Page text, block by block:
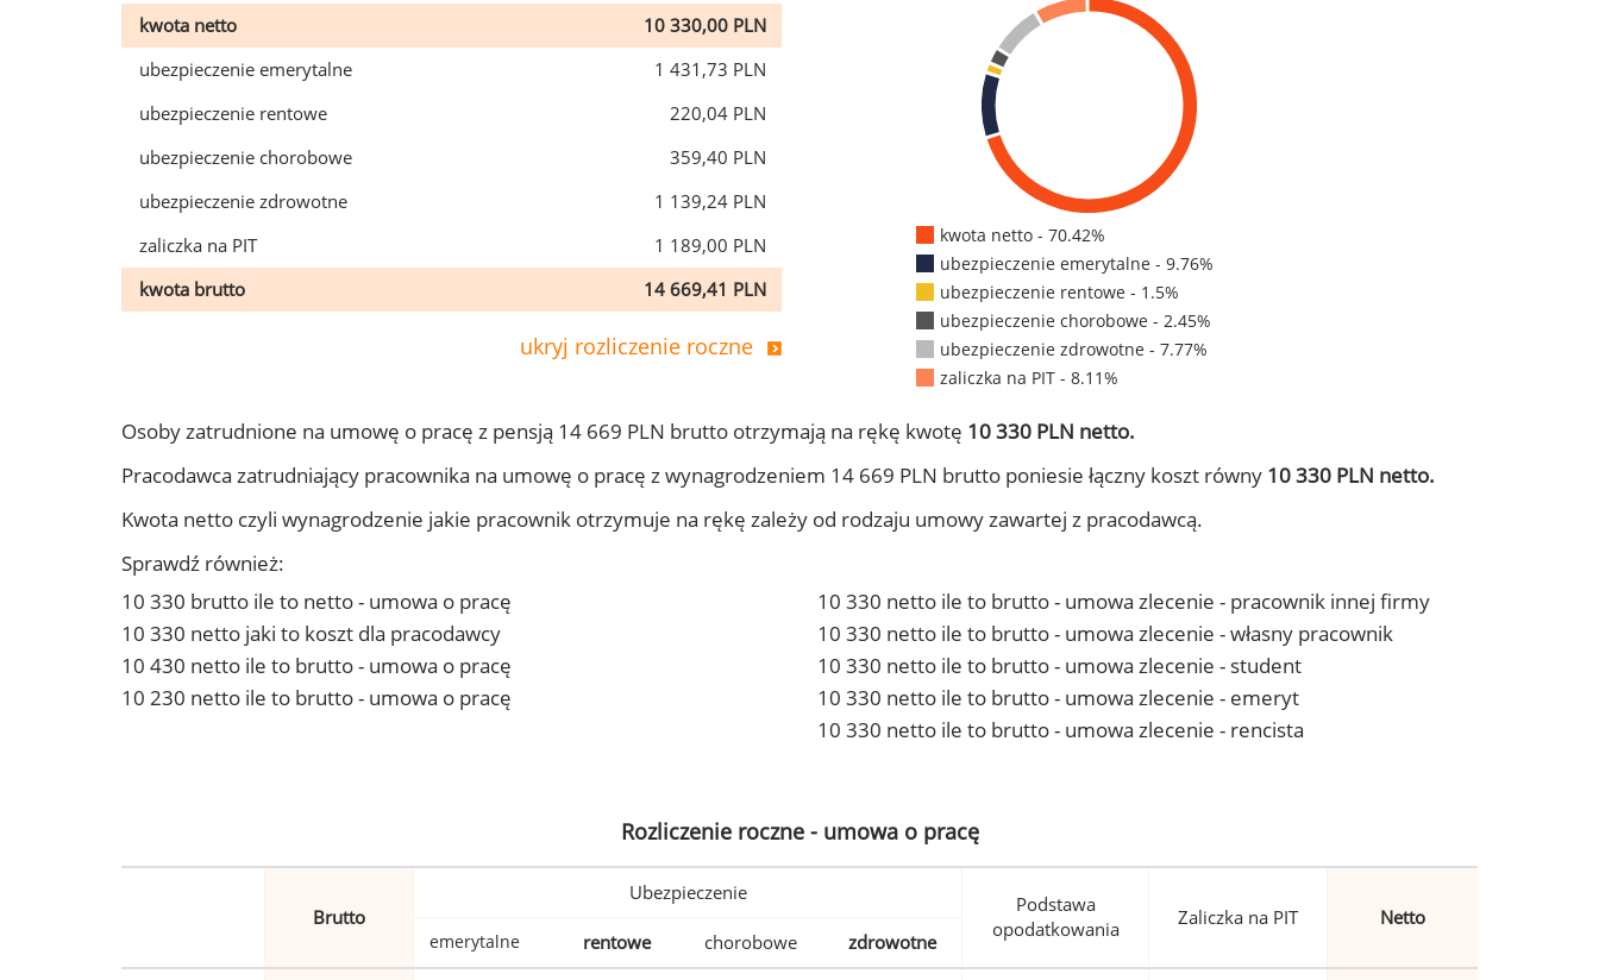
kwota netto
10 330,00 PLN
ubezpieczenie emerytalne
1 431,73 PLN
ubezpieczenie rentowe
220,04 PLN
ubezpieczenie chorobowe
359,40 PLN
ubezpieczenie zdrowotne
1 139,24 PLN
zaliczka na PIT
1 189,00 PLN
kwota brutto
14 669,41 PLN
ukryj rozliczenie roczne
kwota netto - 70.42%
ubezpieczenie emerytalne - 9.76%
ubezpieczenie rentowe - 1.5%
ubezpieczenie chorobowe - 2.45%
ubezpieczenie zdrowotne - 7.77%
zaliczka na PIT - 8.11%
Osoby zatrudnione na umowę o pracę z pensją 14 669 PLN brutto otrzymają na rękę kwotę 10 330 PLN netto.
Pracodawca zatrudniający pracownika na umowę o pracę z wynagrodzeniem 14 669 PLN brutto poniesie łączny koszt równy 10 330 PLN netto.
Kwota netto czyli wynagrodzenie jakie pracownik otrzymuje na rękę zależy od rodzaju umowy zawartej z pracodawcą.
Sprawdź również:
10 330 brutto ile to netto - umowa o pracę
10 330 netto jaki to koszt dla pracodawcy
10 430 netto ile to brutto - umowa o pracę
10 230 netto ile to brutto - umowa o pracę
10 330 netto ile to brutto - umowa zlecenie - pracownik innej firmy
10 330 netto ile to brutto - umowa zlecenie - własny pracownik
10 330 netto ile to brutto - umowa zlecenie - student
10 330 netto ile to brutto - umowa zlecenie - emeryt
10 330 netto ile to brutto - umowa zlecenie - rencista
Rozliczenie roczne - umowa o pracę
Brutto
Ubezpieczenie
Podstawa
opodatkowania
Zaliczka na PIT Netto
emerytalne rentowe chorobowe zdrowotne